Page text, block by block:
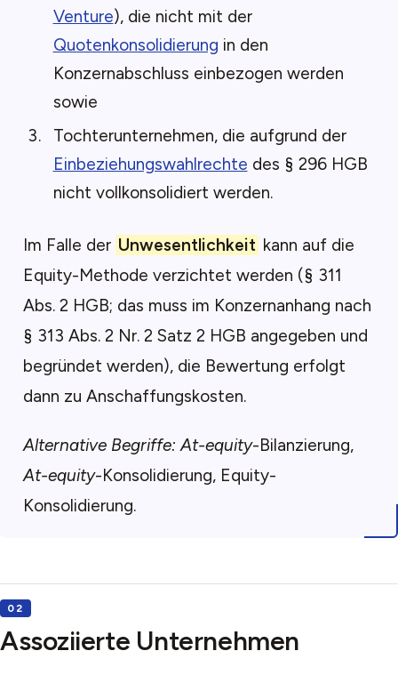
Venture), die nicht mit der
Quotenkonsolidierung in den
Konzernabschluss einbezogen werden
sowie
Tochterunternehmen, die aufgrund der
Einbeziehungswahlrechte des § 296 HGB
nicht vollkonsolidiert werden.
Im Falle der Unwesentlichkeit kann auf die
Equity-Methode verzichtet werden (§ 311
Abs. 2 HGB; das muss im Konzernanhang nach
§ 313 Abs. 2 Nr. 2 Satz 2 HGB angegeben und
begründet werden), die Bewertung erfolgt
dann zu Anschaffungskosten.
Alternative Begriffe: At-equity-Bilanzierung,
At-equity-Konsolidierung, Equity-
Konsolidierung.
Assoziierte Unternehmen